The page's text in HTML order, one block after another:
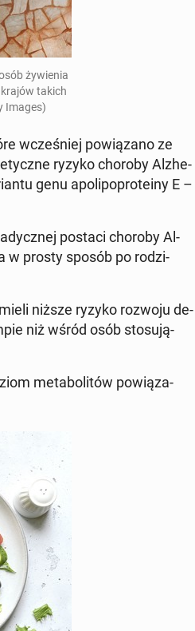
ży­wie­nia
takich
Images)
wcze­śniej po­wią­za­no ze
ryzyko choroby Al­zhe­
genu apo­li­po­pro­te­iny E –
postaci choroby Al­
w prosty sposób po ro­dzi­
niższe ryzyko rozwoju de­
niż wśród osób sto­su­ją­
me­ta­bo­li­tów po­wią­za­